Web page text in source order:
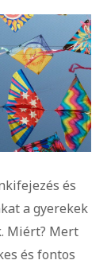
és
a gyerekek
Miért? Mert
és fontos